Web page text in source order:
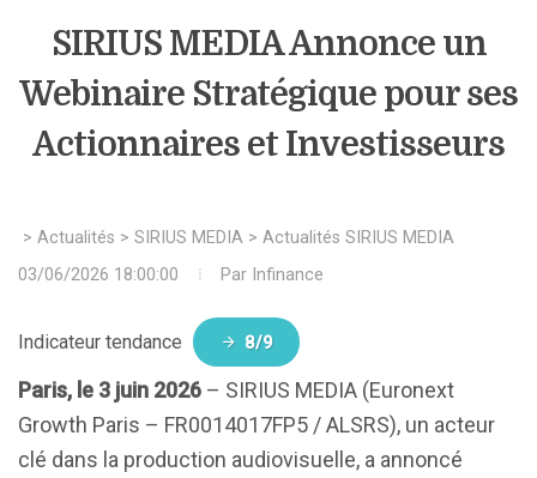
SIRIUS MEDIA Annonce un
Webinaire Stratégique pour ses
Actionnaires et Investisseurs
> Actualités > SIRIUS MEDIA > Actualités SIRIUS MEDIA
03/06/2026 18:00:00
Par Infinance
Indicateur tendance 8/9
Paris, le 3 juin 2026 – SIRIUS MEDIA (Euronext
Growth Paris – FR0014017FP5 / ALSRS), un acteur
clé dans la production audiovisuelle, a annoncé